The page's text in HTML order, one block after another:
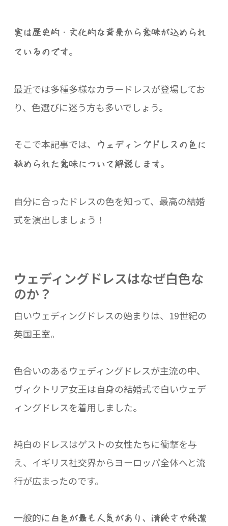
実は歴史的・文化的な背景から意味が込められ
ているのです。
最近では多種多様なカラードレスが登場してお
り、色選びに迷う方も多いでしょう。
そこで本記事では、 ウェディングドレスの色に
秘められた意味について解説します。
自分に合ったドレスの色を知って、最高の結婚
式を演出しましょう！
ウェディングドレスはなぜ白色な
のか？
白いウェディングドレスの始まりは、19世紀の
英国王室。
色合いのあるウェディングドレスが主流の中、
ヴィクトリア女王は自身の結婚式で白いウェデ
ィングドレスを着用しました。
純白のドレスはゲストの女性たちに衝撃を与
え、イギリス社交界からヨーロッパ全体へと流
行が広まったのです。
一般的に 白色が最も人気があり、清純さや純潔